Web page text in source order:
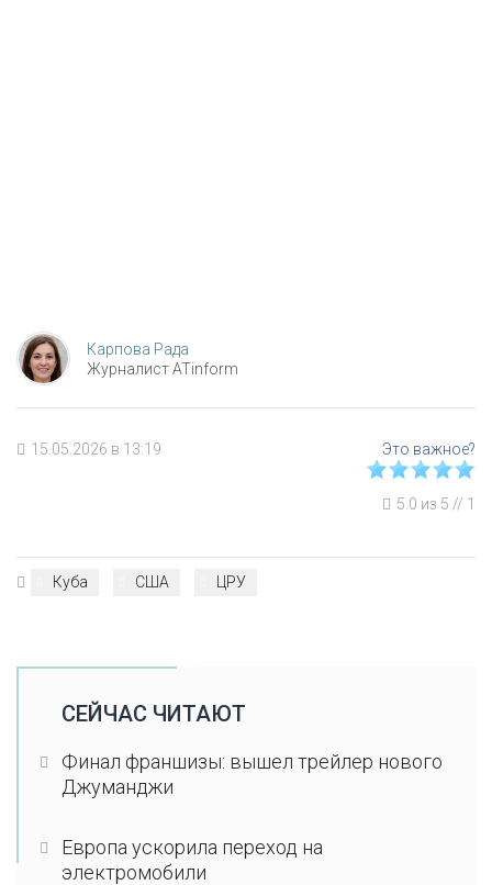
Карпова Рада
Журналист ATinform
15.05.2026 в 13:19
5.0 из 5 // 1
Куба США ЦРУ
СЕЙЧАС ЧИТАЮТ
Финал франшизы: вышел трейлер нового
Джуманджи
Европа ускорила переход на
электромобили